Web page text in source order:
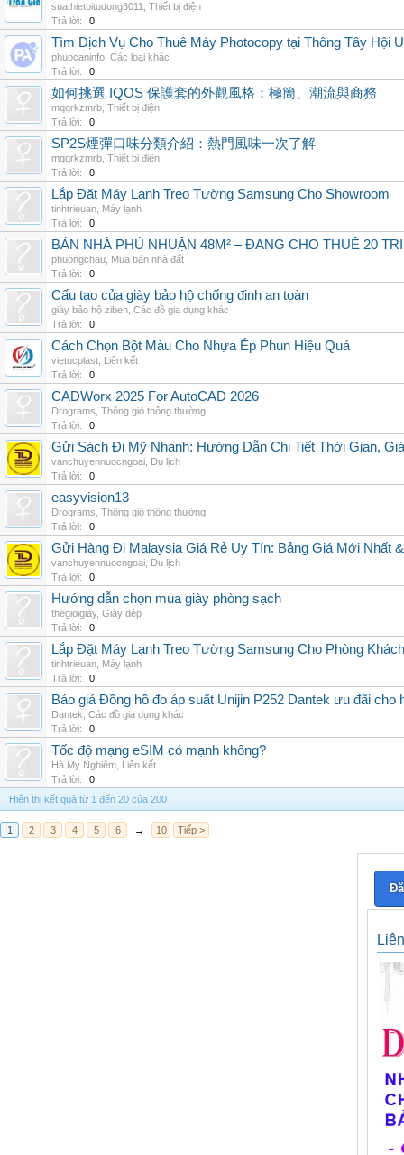
suathietbitudong3011
Thiết bị điện
Trả lời:
0
Tìm Dịch Vụ Cho Thuê Máy Photocopy tại Thông Tây Hội
phuocaninfo Các loại khác
Trả lời:
0
如何挑選 IQOS 保護套的外觀風格：極簡、潮流與商務
mqqrkzmrb Thiết bị điện
Trả lời:
0
SP2S煙彈口味分類介紹：熱門風味一次了解
mqqrkzmrb Thiết bị điện
Trả lời:
0
Lắp Đặt Máy Lạnh Treo Tường Samsung Cho Showroom
tinhtrieuan Máy lạnh
Trả lời:
0
BÁN NHÀ PHÚ NHUẬN 48M² – ĐANG CHO THUÊ 20
phuongchau Mua bán nhà đất
Trả lời:
0
Cấu tạo của giày bảo hộ chống đinh an toàn
giày bảo hộ ziben Các đồ gia dụng khác
Trả lời:
0
Cách Chọn Bột Màu Cho Nhựa Ép Phun Hiệu Quả
vietucplast Liên kết
Trả lời:
0
CADWorx 2025 For AutoCAD 2026
Drograms Thông gió thông thường
Trả lời:
0
Gửi Sách Đi Mỹ Nhanh: Hướng Dẫn Chi Tiết Thời Gian,
vanchuyennuocngoai Du lịch
Trả lời:
0
easyvision13
Drograms Thông gió thông thường
Trả lời:
0
Gửi Hàng Đi Malaysia Giá Rẻ Uy Tín: Bảng Giá Mới Nhất
vanchuyennuocngoai Du lịch
Trả lời:
0
Hướng dẫn chọn mua giày phòng sạch
thegioigiay, Giày dép
Trả lời:
0
Lắp Đặt Máy Lạnh Treo Tường Samsung Cho Phòng Khách
tinhtrieuan Máy lạnh
Trả lời:
0
Báo giá Đồng hồ đo áp suất Unijin P252 Dantek ưu đãi cho
Dantek Các đồ gia dụng khác
Trả lời:
0
Tốc độ mạng eSIM có mạnh không?
Hà My Nghiêm Liên kết
Trả lời:
0
Hiển thị kết quả từ 1 đến 20 của 200
1 2 3 4 5 6 → 10 Tiếp >